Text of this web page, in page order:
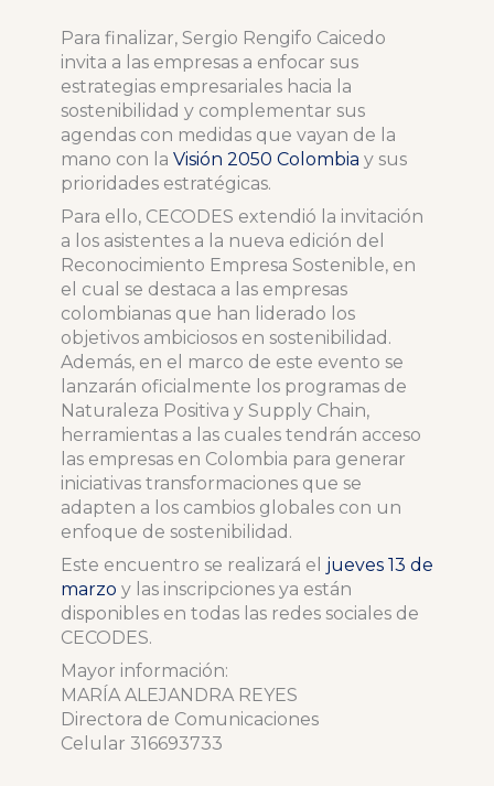
Para finalizar, Sergio Rengifo Caicedo
invita a las empresas a enfocar sus
estrategias empresariales hacia la
sostenibilidad y complementar sus
agendas con medidas que vayan de la
mano con la Visión 2050 Colombia y sus
prioridades estratégicas.
Para ello, CECODES extendió la invitación
a los asistentes a la nueva edición del
Reconocimiento Empresa Sostenible, en
el cual se destaca a las empresas
colombianas que han liderado los
objetivos ambiciosos en sostenibilidad.
Además, en el marco de este evento se
lanzarán oficialmente los programas de
Naturaleza Positiva y Supply Chain,
herramientas a las cuales tendrán acceso
las empresas en Colombia para generar
iniciativas transformaciones que se
adapten a los cambios globales con un
enfoque de sostenibilidad.
Este encuentro se realizará el jueves 13 de
marzo y las inscripciones ya están
disponibles en todas las redes sociales de
CECODES.
Mayor información:
MARÍA ALEJANDRA REYES
Directora de Comunicaciones
Celular 316693733